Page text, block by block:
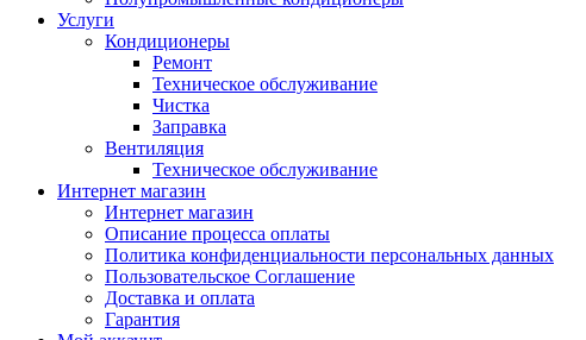
Услуги
Кондиционеры
Ремонт
Техническое обслуживание
Чистка
Заправка
Вентиляция
Техническое обслуживание
Интернет магазин
Интернет магазин
Описание процесса оплаты
Политика конфиденциальности персональных данных
Пользовательское Соглашение
Доставка и оплата
Гарантия